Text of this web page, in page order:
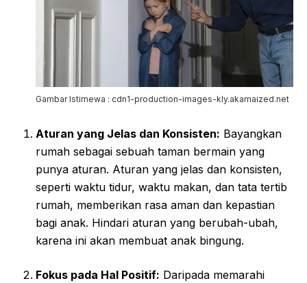
Gambar Istimewa : cdn1-production-images-kly.akamaized.net
Aturan yang Jelas dan Konsisten: Bayangkan
rumah sebagai sebuah taman bermain yang
punya aturan. Aturan yang jelas dan konsisten,
seperti waktu tidur, waktu makan, dan tata tertib
rumah, memberikan rasa aman dan kepastian
bagi anak. Hindari aturan yang berubah-ubah,
karena ini akan membuat anak bingung.
Fokus pada Hal Positif: Daripada memarahi